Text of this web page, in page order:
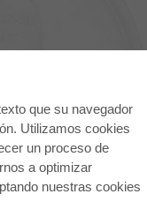
que su navegador
Utilizamos cookies
un proceso de
a optimizar
nuestras cookies